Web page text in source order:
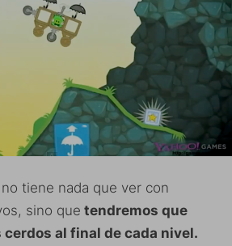
tiene nada que ver con
sino que tendremos que
cerdos al final de cada nivel.